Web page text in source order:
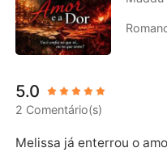
Sair
Baixar App
Lobisomem
Contos
Bilionários
5.0
2 Comentário(s)
Melissa já enterrou o